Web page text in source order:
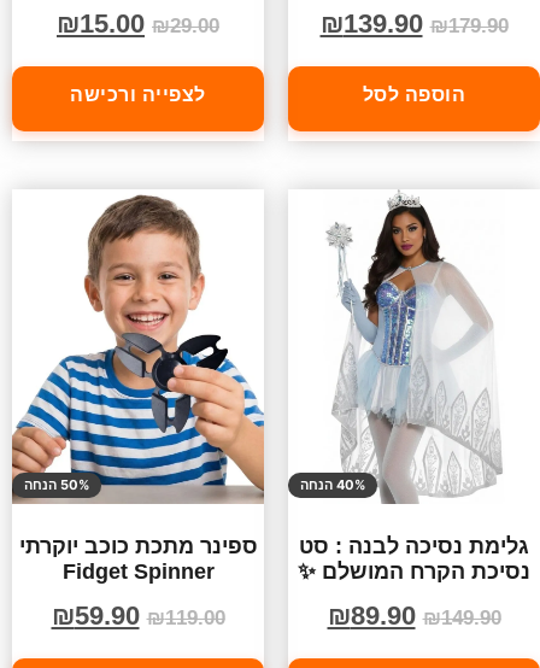
₪179.90
₪139.90
הוספה לסל
₪29.00
₪15.00
לצפייה ורכישה
40% הנחה
גלימת נסיכה לבנה : סט
נסיכת הקרח המושלם ✨
₪149.90
₪89.90
50% הנחה
ספינר מתכת כוכב יוקרתי
Fidget Spinner
₪119.00
₪59.90